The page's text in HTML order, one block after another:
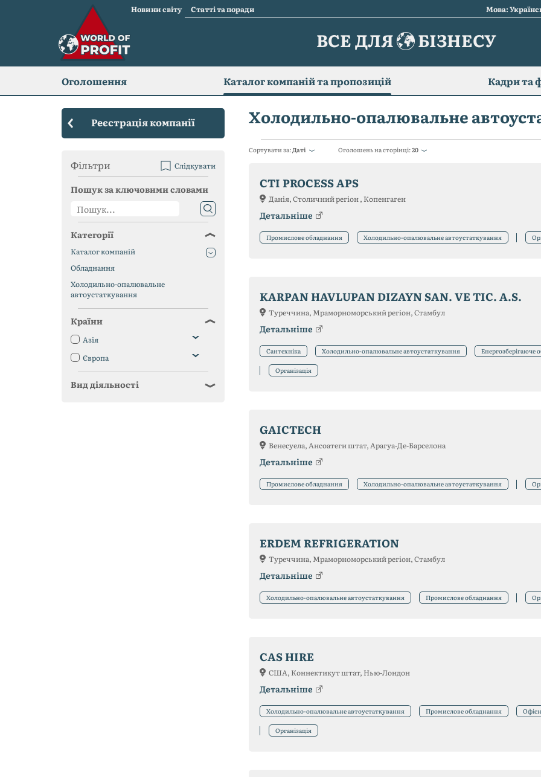
Новини світу Статті та поради Мова:
ВСЕ ДЛЯ БІЗНЕСУ
Оголошення Каталог компаній та пропозицій Кадри та
Холодильно-опалювальне
Сортувати за:Даті Оголошень на сторінці:20
CTI PROCESS APS
Данія, Столичний регіон , Копенгаген
Детальніше
Промислове обладнання Холодильно-опалювальне автоустаткування
KARPAN HAVLUPAN DIZAYN SAN. VE TIC. A.S.
Туреччина, Мраморноморський регіон, Стамбул
Детальніше
Сантехніка Холодильно-опалювальне автоустаткування Енергозберігаюче
Організація
GAICTECH
Венесуела, Ансоатеги штат, Арагуа-Де-Барселона
Детальніше
Промислове обладнання Холодильно-опалювальне автоустаткування
ERDEM REFRIGERATION
Туреччина, Мраморноморський регіон, Стамбул
Детальніше
Холодильно-опалювальне автоустаткування Промислове обладнання
CAS HIRE
США, Коннектикут штат, Нью-Лондон
Детальніше
Холодильно-опалювальне автоустаткування Промислове обладнання
Організація
Реєстрація компанії
Фільтри Слідкувати
Пошук за ключовими словами
Категорії
Каталог компаній
Обладнання
Холодильно-опалювальне
автоустаткування
Країни
Азія
Європа
Вид діяльності